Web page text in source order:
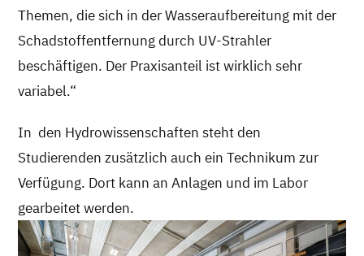
Themen, die sich in der Wasseraufbereitung mit der
Schadstoffentfernung durch UV-Strahler
beschäftigen. Der Praxisanteil ist wirklich sehr
variabel.“
In den Hydrowissenschaften steht den
Studierenden zusätzlich auch ein Technikum zur
Verfügung. Dort kann an Anlagen und im Labor
gearbeitet werden.